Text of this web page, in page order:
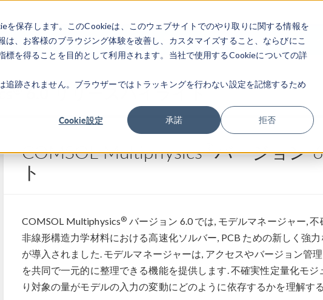
を保存します。このCookieは、このウェブサイトでのやり取りに関する情報を
、お客様のブラウジング体験を改善し、カスタマイズすること、ならびにこ
を得ることを目的として利用されます。当社で使用するCookieについての詳
跡されません。ブラウザーではトラッキングを行わない設定を記憶するため
Cookie設定 承諾 拒否
製品 業界 ビデオギャラリ
®6.0 リリースハイライト
COMSOL Multiphysics®バージョン
ト
COMSOL Multiphysics® バージョン 6.0 では, モデルマネージャー,
非線形構造力学材料における高速化ソルバー, PCB ための新しく強
が導入されました. モデルマネージャーは, アクセスやバージョン管
を共同で一元的に整理できる機能を提供します. 不確実性定量化モジ
り対象の量がモデルの入力の変動にどのように依存するかを理解す